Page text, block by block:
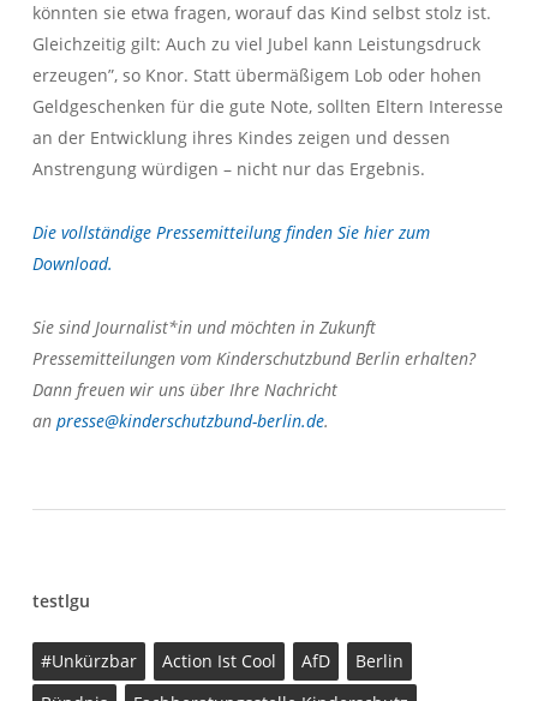
könnten sie etwa fragen, worauf das Kind selbst stolz ist.
Gleichzeitig gilt: Auch zu viel Jubel kann Leistungsdruck
erzeugen”, so Knor. Statt übermäßigem Lob oder hohen
Geldgeschenken für die gute Note, sollten Eltern Interesse
an der Entwicklung ihres Kindes zeigen und dessen
Anstrengung würdigen – nicht nur das Ergebnis.
Die vollständige Pressemitteilung finden Sie hier zum
Download.
Sie sind Journalist*in und möchten in Zukunft
Pressemitteilungen vom Kinderschutzbund Berlin erhalten?
Dann freuen wir uns über Ihre Nachricht
an presse@kinderschutzbund-berlin.de.
testlgu
#unkürzbar Action Ist Cool AfD
Berlin